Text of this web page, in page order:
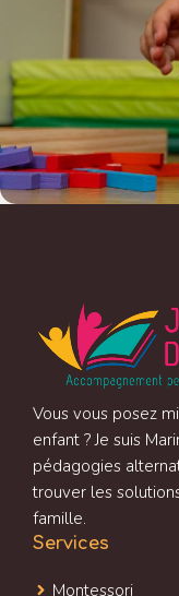
Vous vous posez
enfant ? Je suis
pédagogies
trouver les
famille.
Services
Montessori